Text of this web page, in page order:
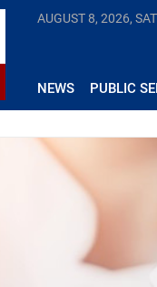
AUGUST 8, 2026, SAT
NEWS PUBLIC